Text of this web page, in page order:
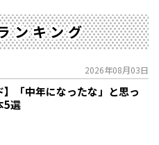
ンキング
2026年08月03日
】「中年になったな」と思っ
5選